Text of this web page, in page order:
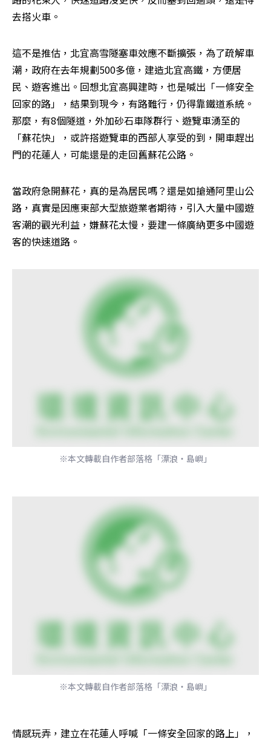
去搭火車。
這不是推估，北宜高雪隧塞車效應不斷擴張，為了疏解車
潮，政府在去年規劃500多億，建造北宜高鐵，方便居
民、遊客進出。回想北宜高興建時，也是喊出「一條安全
回家的路」，結果到現今，有路難行，仍得靠鐵道系統。
那麼，有8個隧道，外加砂石車隊群行、遊覽車湧至的
「蘇花快」，或許搭遊覽車的西部人享受的到，開車趕出
門的花蓮人，可能還是的走回舊蘇花公路。
當政府急開蘇花，真的是為居民嗎？還是如搶通阿里山公
路，真實是因應東部大型旅遊業者期待，引入大量中國遊
客潮的觀光利益，嫌蘇花太慢，要建一條廣納更多中國遊
客的快速道路。
※本文轉載自作者部落格「漂浪‧島嶼」
※本文轉載自作者部落格「漂浪‧島嶼」
情感玩弄，建立在花蓮人呼喊「一條安全回家的路上」，